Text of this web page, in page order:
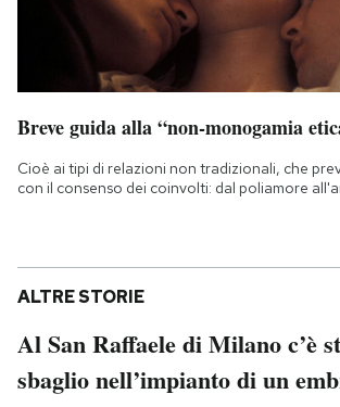
Breve guida alla “non-monogamia
Cioè ai tipi di relazioni non tradizionali, che
con il consenso dei coinvolti: dal poliamore
ALTRE STORIE
Al San Raffaele di Milano c’è
sbaglio nell’impianto di un